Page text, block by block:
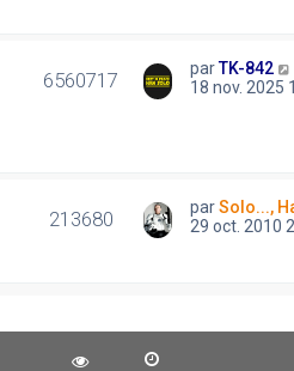
6560717 parTK-842
18 nov. 2025
213680 parSolo...,
29 oct. 2010